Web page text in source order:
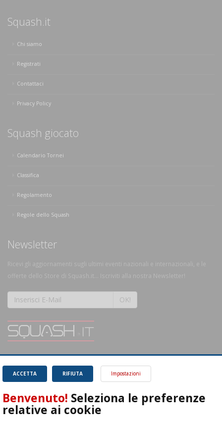
Squash.it
Chi siamo
Registrati
Contattaci
Privacy Policy
Squash giocato
Calendario Tornei
Classifica
Regolamento
Regole dello Squash
Newsletter
Ricevi gli aggiornamenti sugli ultimi eventi nazionali e internazionali, e le
offerte dello Store di Squash.it... Iscriviti alla nostra Newsletter!
OK!
SQUASH.it: Il punto di riferimento quotidiano per tutti gli amanti di questo
magnifico sport.
Leggi
RIFIUTA
ACCETTA Impostazioni
Benvenuto! Seleziona le preferenze
relative ai cookie